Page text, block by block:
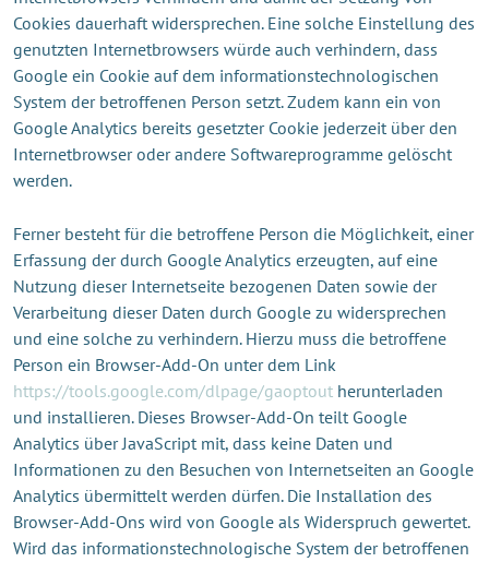
Cookies dauerhaft widersprechen. Eine solche Einstellung des
genutzten Internetbrowsers würde auch verhindern, dass
Google ein Cookie auf dem informationstechnologischen
System der betroffenen Person setzt. Zudem kann ein von
Google Analytics bereits gesetzter Cookie jederzeit über den
Internetbrowser oder andere Softwareprogramme gelöscht
werden.
Ferner besteht für die betroffene Person die Möglichkeit, einer
Erfassung der durch Google Analytics erzeugten, auf eine
Nutzung dieser Internetseite bezogenen Daten sowie der
Verarbeitung dieser Daten durch Google zu widersprechen
und eine solche zu verhindern. Hierzu muss die betroffene
Person ein Browser-Add-On unter dem Link
https://tools.google.com/dlpage/gaoptout herunterladen
und installieren. Dieses Browser-Add-On teilt Google
Analytics über JavaScript mit, dass keine Daten und
Informationen zu den Besuchen von Internetseiten an Google
Analytics übermittelt werden dürfen. Die Installation des
Browser-Add-Ons wird von Google als Widerspruch gewertet.
Wird das informationstechnologische System der betroffenen